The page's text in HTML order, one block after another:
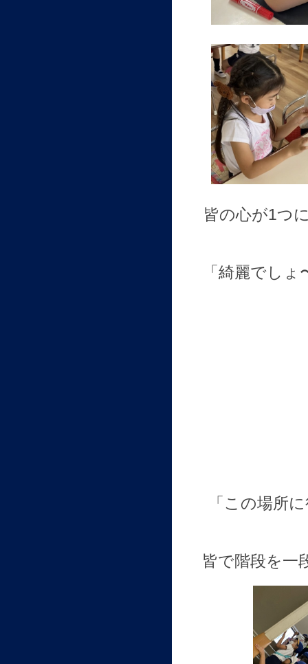
皆の心が1つ
「綺麗でしょ
「この場所
皆で階段を一